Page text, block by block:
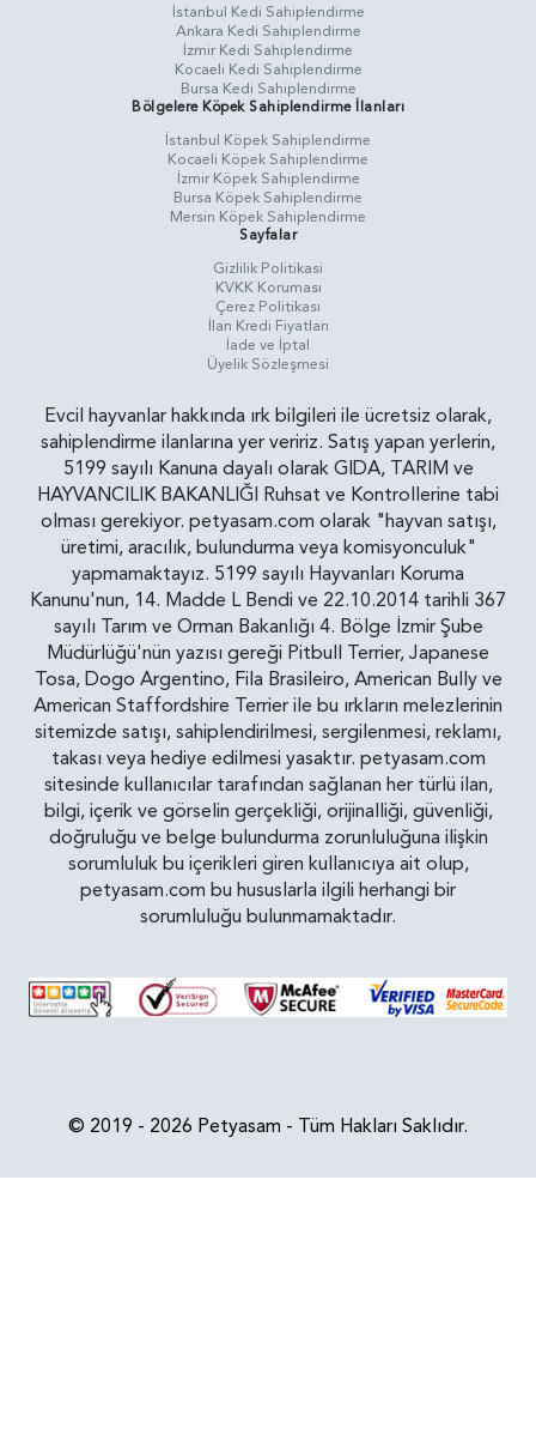
İstanbul Kedi Sahiplendirme
Ankara Kedi Sahiplendirme
İzmir Kedi Sahiplendirme
Kocaeli Kedi Sahiplendirme
Bursa Kedi Sahiplendirme
Bölgelere Köpek Sahiplendirme İlanları
İstanbul Köpek Sahiplendirme
Kocaeli Köpek Sahiplendirme
İzmir Köpek Sahiplendirme
Bursa Köpek Sahiplendirme
Mersin Köpek Sahiplendirme
Sayfalar
Gizlilik Politikasi
KVKK Koruması
Çerez Politikası
İlan Kredi Fiyatları
İade ve İptal
Üyelik Sözleşmesi
Evcil hayvanlar hakkında ırk bilgileri ile ücretsiz olarak,
sahiplendirme ilanlarına yer veririz. Satış yapan yerlerin,
5199 sayılı Kanuna dayalı olarak GIDA, TARIM ve
HAYVANCILIK BAKANLIĞI Ruhsat ve Kontrollerine tabi
olması gerekiyor. petyasam.com olarak "hayvan satışı,
üretimi, aracılık, bulundurma veya komisyonculuk"
yapmamaktayız. 5199 sayılı Hayvanları Koruma
Kanunu'nun, 14. Madde L Bendi ve 22.10.2014 tarihli 367
sayılı Tarım ve Orman Bakanlığı 4. Bölge İzmir Şube
Müdürlüğü'nün yazısı gereği Pitbull Terrier, Japanese
Tosa, Dogo Argentino, Fila Brasileiro, American Bully ve
American Staffordshire Terrier ile bu ırkların melezlerinin
sitemizde satışı, sahiplendirilmesi, sergilenmesi, reklamı,
takası veya hediye edilmesi yasaktır. petyasam.com
sitesinde kullanıcılar tarafından sağlanan her türlü ilan,
bilgi, içerik ve görselin gerçekliği, orijinalliği, güvenliği,
doğruluğu ve belge bulundurma zorunluluğuna ilişkin
sorumluluk bu içerikleri giren kullanıcıya ait olup,
petyasam.com bu hususlarla ilgili herhangi bir
sorumluluğu bulunmamaktadır.
© 2019 - 2026 Petyasam - Tüm Hakları Saklıdır.